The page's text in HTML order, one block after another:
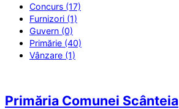
Concurs (17)
Furnizori (1)
Guvern (0)
Primărie (40)
Vânzare (1)
Primăria Comunei Scânteia